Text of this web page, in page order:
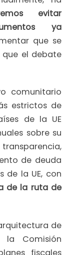
evitar
ya
que se
el debate
comunitario
estrictos de
de la UE
sobre su
de deuda
de la UE, con
de la ruta de
de
la Comisión
fiscales